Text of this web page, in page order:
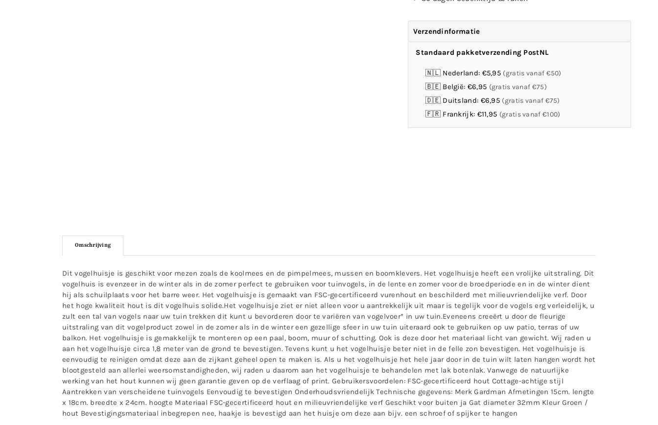
Verzendinformatie
Standaard pakketverzending PostNL
🇳🇱 Nederland: €5,95 (gratis vanaf €50)
🇧🇪 België: €6,95 (gratis vanaf €75)
🇩🇪 Duitsland: €6,95 (gratis vanaf €75)
🇫🇷 Frankrijk: €11,95 (gratis vanaf €100)
Omschrijving
Dit vogelhuisje is geschikt voor mezen zoals de koolmees en de pimpelmees, mussen en boomklevers. Het vogelhuisje heeft een vrolijke uitstraling. Dit
vogelhuis is evenzeer in de winter als in de zomer perfect te gebruiken voor tuinvogels, in de lente en zomer voor de broedperiode en in de winter dient
hij als schuilplaats voor het barre weer. Het vogelhuisje is gemaakt van FSC-gecertificeerd vurenhout en beschilderd met milieuvriendelijke verf. Door
het hoge kwaliteit hout is dit vogelhuis solide.Het vogelhuisje ziet er niet alleen voor u aantrekkelijk uit maar is tegelijk voor de vogels erg verleidelijk, u
zult een tal van vogels naar uw tuin trekken dit kunt u bevorderen door te variëren van vogelvoer* in uw tuin.Eveneens creeërt u door de fleurige
uitstraling van dit vogelproduct zowel in de zomer als in de winter een gezellige sfeer in uw tuin uiteraard ook te gebruiken op uw patio, terras of uw
balkon. Het vogelhuisje is gemakkelijk te monteren op een paal, boom, muur of schutting. Ook is deze door het materiaal licht van gewicht. Wij raden u
aan het vogelhuisje circa 1,8 meter van de grond te bevestigen. Tevens kunt u het vogelhuisje beter niet in de felle zon bevestigen. Het vogelhuisje is
eenvoudig te reinigen omdat deze aan de zijkant geheel open te maken is. Als u het vogelhuisje het hele jaar door in de tuin wilt laten hangen wordt het
blootgesteld aan allerlei weersomstandigheden, wij raden u daarom aan het vogelhuisje te behandelen met lak botenlak. Vanwege de natuurlijke
werking van het hout kunnen wij geen garantie geven op de verflaag of print. Gebruikersvoordelen: FSC-gecertificeerd hout Cottage-achtige stijl
Aantrekken van verscheidene tuinvogels Eenvoudig te bevestigen Onderhoudsvriendelijk Technische gegevens: Merk Gardman Afmetingen 15cm. lengte
x 18cm. breedte x 24cm. hoogte Materiaal FSC-gecertificeerd hout en milieuvriendelijke verf Geschikt voor buiten ja Gat diameter 32mm Kleur Groen /
hout Bevestigingsmateriaal inbegrepen nee, haakje is bevestigd aan het huisje om deze aan bijv. een schroef of spijker te hangen